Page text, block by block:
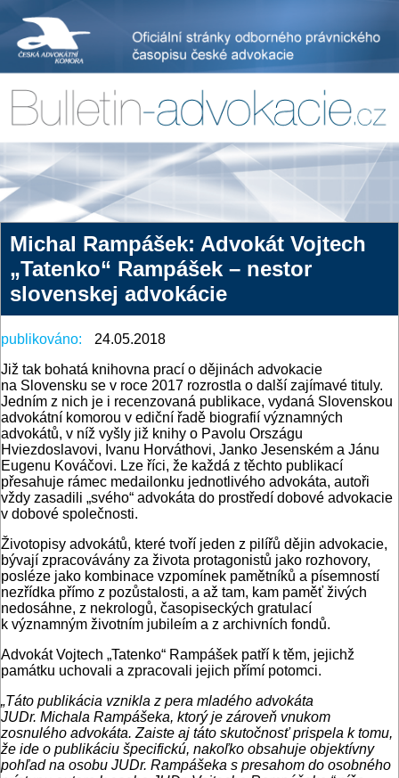
Michal Rampášek: Advokát Vojtech
„Tatenko“ Rampášek – nestor
slovenskej advokácie
publikováno:
24.05.2018
Již tak bohatá knihovna prací o dějinách advokacie
na Slovensku se v roce 2017 rozrostla o další zajímavé tituly.
Jedním z nich je i recenzovaná publikace, vydaná Slovenskou
advokátní komorou v ediční řadě biografií významných
advokátů, v níž vyšly již knihy o Pavolu Országu
Hviezdoslavovi, Ivanu Horváthovi, Janko Jesenském a Jánu
Eugenu Kováčovi. Lze říci, že každá z těchto publikací
přesahuje rámec medailonku jednotlivého advokáta, autoři
vždy zasadili „svého“ advokáta do prostředí dobové advokacie
v dobové společnosti.
Životopisy advokátů, které tvoří jeden z pilířů dějin advokacie,
bývají zpracovávány za života protagonistů jako rozhovory,
posléze jako kombinace vzpomínek pamětníků a písemností
nezřídka přímo z pozůstalosti, a až tam, kam paměť živých
nedosáhne, z nekrologů, časopiseckých gratulací
k významným životním jubileím a z archivních fondů.
Advokát Vojtech „Tatenko“ Rampášek patří k těm, jejichž
památku uchovali a zpracovali jejich přímí potomci.
„Táto publikácia vznikla z pera mladého advokáta
JUDr. Michala Rampášeka, ktorý je zároveň vnukom
zosnulého advokáta. Zaiste aj táto skutočnosť pri­spela k tomu,
že ide o publikáciu špecifickú, nakoľko obsahuje objektívny
pohľad na osobu JUDr. Rampášeka s presahom do osobného